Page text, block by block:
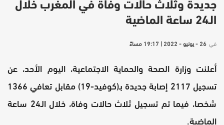
جديدة وثلاث حالات وفاة في المغرب خلال
الـ24 ساعة الماضية
في 26 - يونيو - 2022 | 19:17 مساءً
أعلنت وزارة الصحة والحماية الاجتماعية، اليوم الأحد، عن
تسجيل 2117 إصابة جديدة بـ(كوفيد-19) مقابل تعافي 1366
شخصا، فيما تم تسجيل ثلاث حالات وفاة، خلال الـ24 ساعة
الماضية.